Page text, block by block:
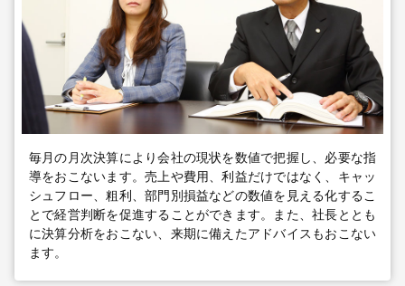
毎月の月次決算により会社の現状を数値で把握し、必要な指
導をおこないます。売上や費用、利益だけではなく、キャッ
シュフロー、粗利、部門別損益などの数値を見える化するこ
とで経営判断を促進することができます。また、社長ととも
に決算分析をおこない、来期に備えたアドバイスもおこない
ます。